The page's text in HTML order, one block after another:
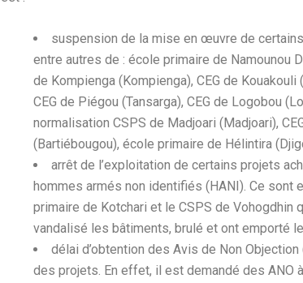
suspension de la mise en œuvre de
entre autres de : école primaire de Namounou
de Kompienga (Kompienga), CEG de
CEG de Piégou (Tansarga), CEG de Logobou
normalisation CSPS de Madjoari (Madjoari),
(Bartiébougou), école primaire de Hélintira
arrêt de l’exploitation de certains projets
hommes armés non identifiés (HANI). Ce sont
primaire de Kotchari et le CSPS de
vandalisé les bâtiments, brulé et ont emporté
délai d’obtention des Avis de Non
des projets. En effet, il est demandé des ANO